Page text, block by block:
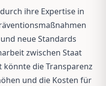
ihre Expertise in
neue Standards
zwischen Staat
die Transparenz
und die Kosten für